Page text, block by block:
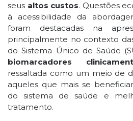
seus altos custos. Questões
à acessibilidade da
foram destacadas na
principalmente no contexto
do Sistema Único de Saúde
biomarcadores
ressaltada como um meio de
aqueles que mais se
do sistema de saúde e
tratamento.